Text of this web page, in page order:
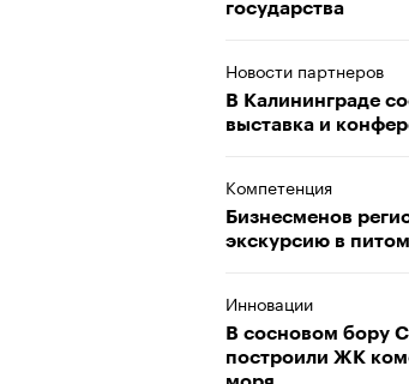
государства
Новости партнеров
В Калининграде
выставка и
Компетенция
Бизнесменов
экскурсию в
Инновации
В сосновом бору
построили ЖК